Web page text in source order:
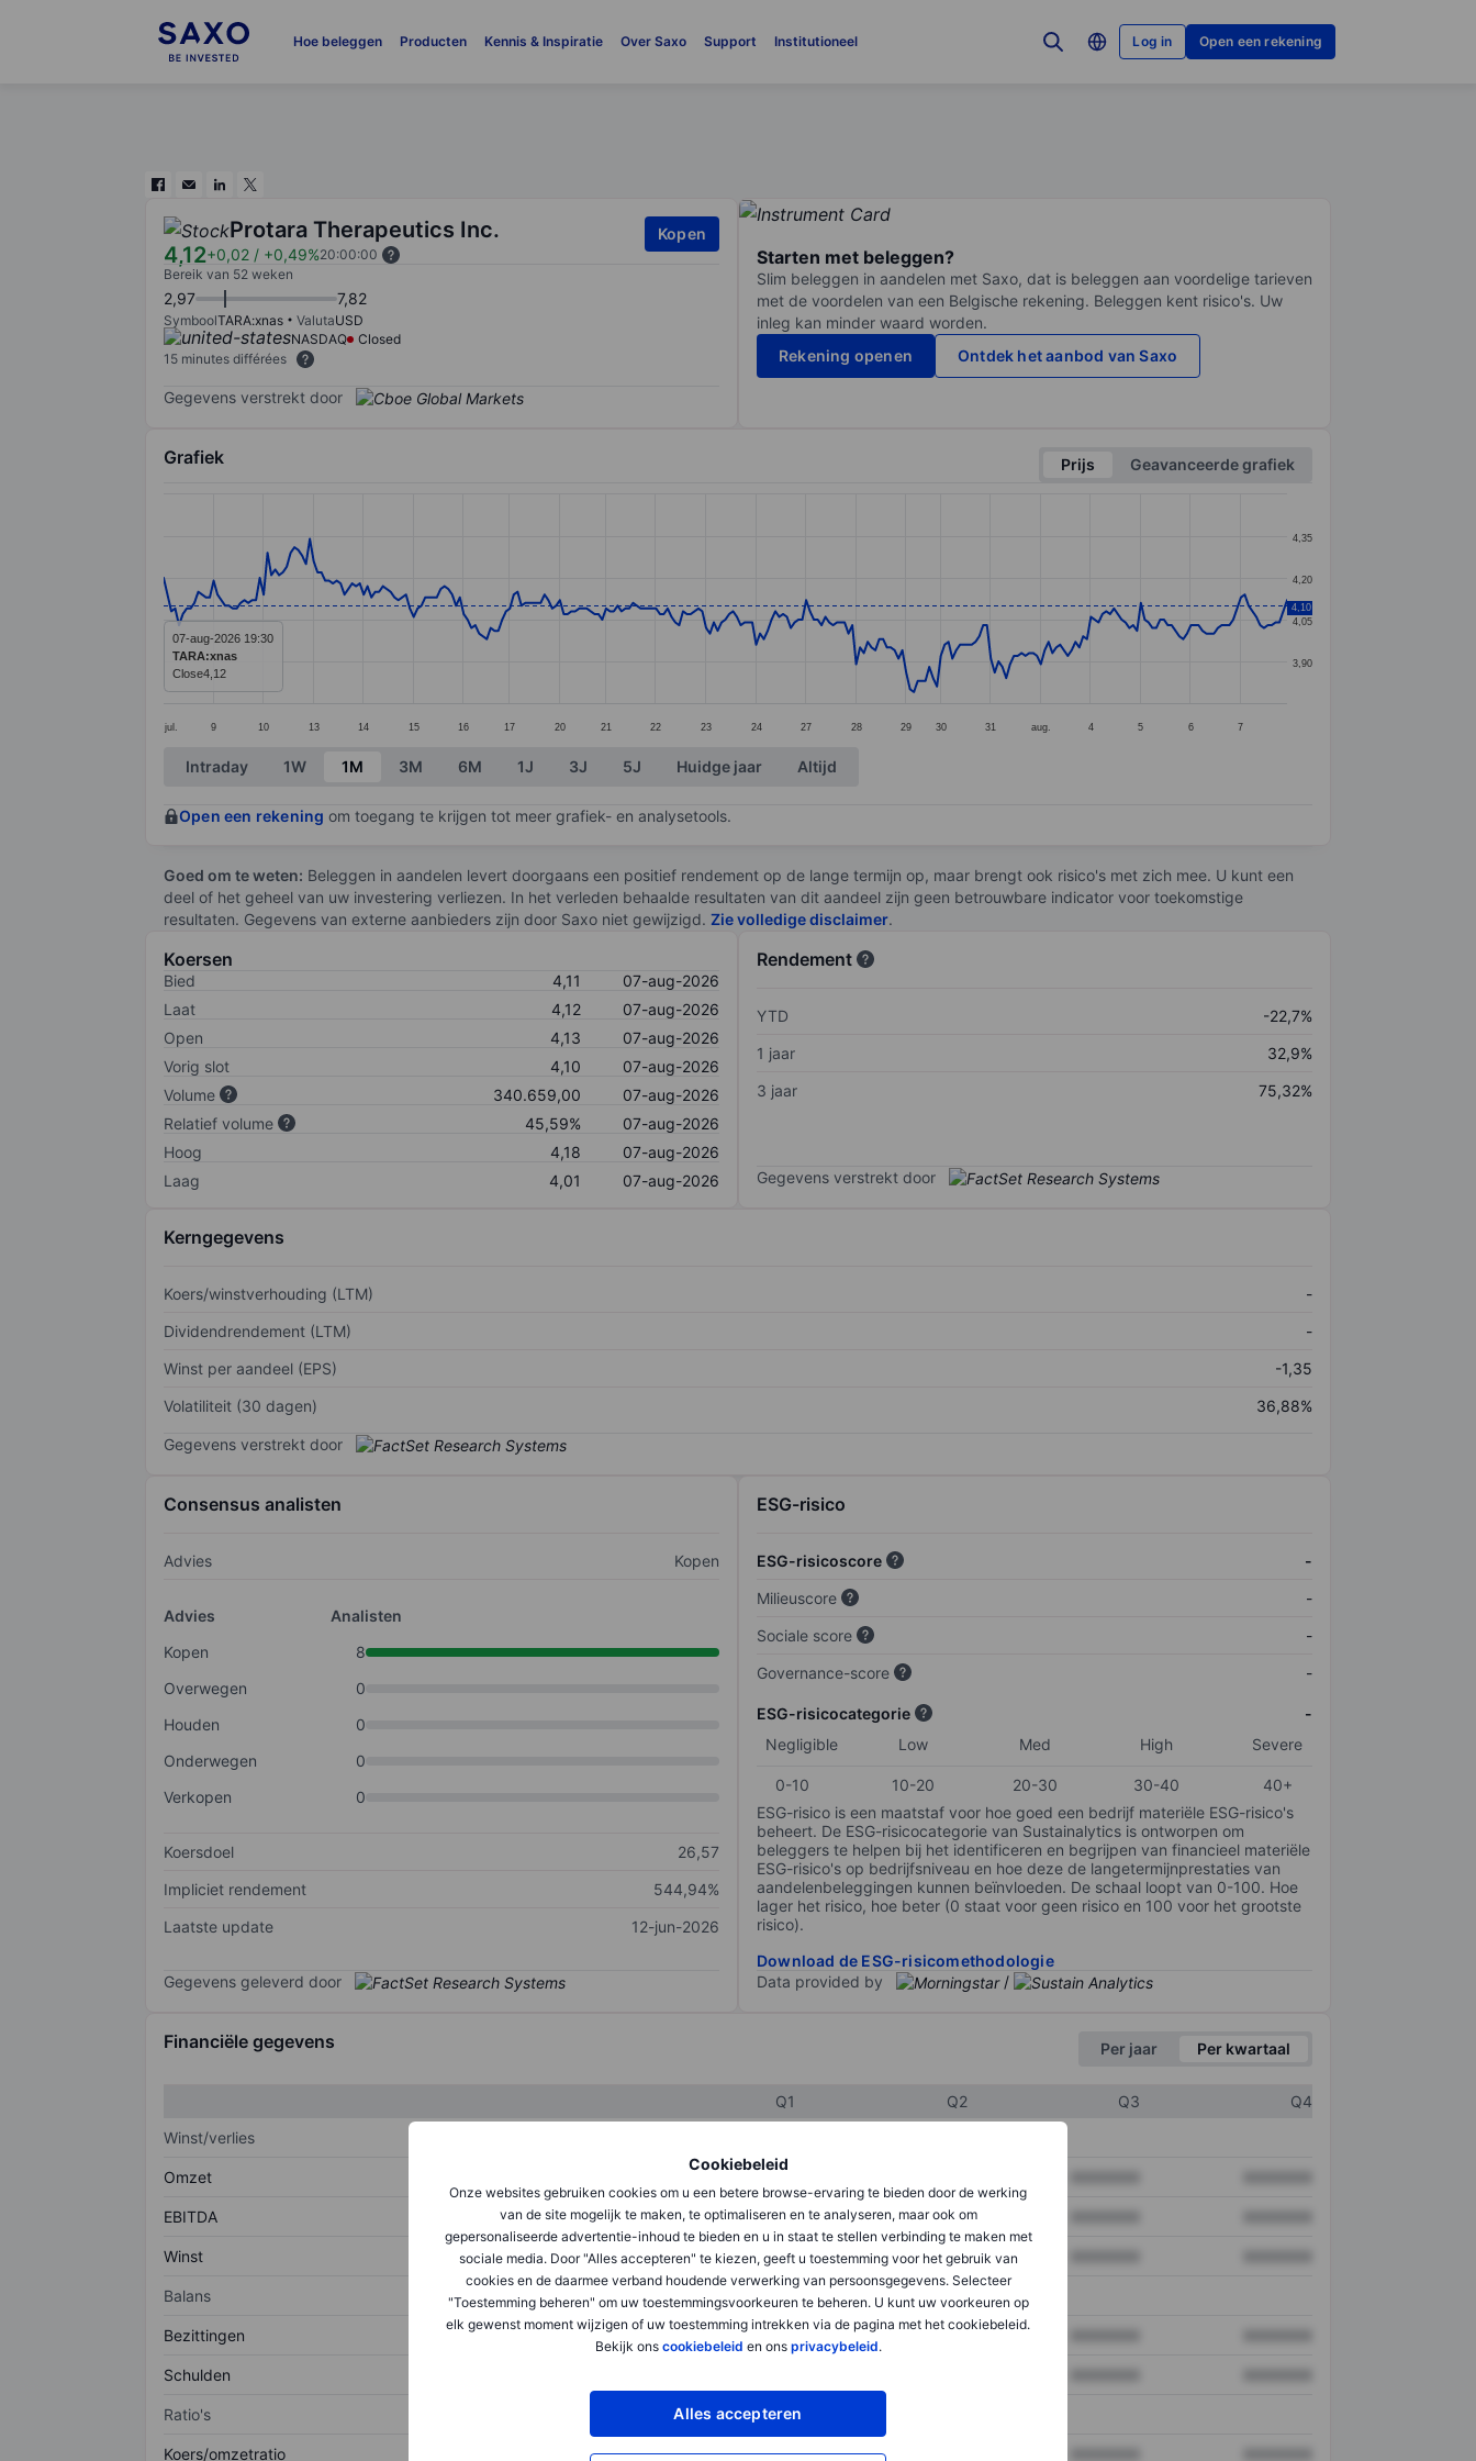
Hoe beleggen Producten Kennis & Inspiratie Over Saxo Support Institutioneel Log in Open een rekening
Cookiebeleid
Onze websites gebruiken cookies om u een betere browse-ervaring te bieden door de werking
van de site mogelijk te maken, te optimaliseren en te analyseren, maar ook om
gepersonaliseerde advertentie-inhoud te bieden en u in staat te stellen verbinding te maken met
sociale media. Door "Alles accepteren" te kiezen, geeft u toestemming voor het gebruik van
cookies en de daarmee verband houdende verwerking van persoonsgegevens. Selecteer
"Toestemming beheren" om uw toestemmingsvoorkeuren te beheren. U kunt uw voorkeuren op
elk gewenst moment wijzigen of uw toestemming intrekken via de pagina met het cookiebeleid.
Bekijk ons cookiebeleid en ons privacybeleid.
Alles accepteren
Protara Therapeutics Inc.
4,12+0,02 / +0,49%20:00:00
Kopen
Bereik van 52 weken
2,97 7,82
SymboolTARA:xnas ValutaUSD
NASDAQ
Closed
15 minutes différées
Gegevens verstrekt door
Starten met beleggen?
Slim beleggen in aandelen met Saxo, dat is beleggen aan voordelige tarieven
met de voordelen van een Belgische rekening. Beleggen kent risico's. Uw
inleg kan minder waard worden.
Rekening openen
Ontdek het aanbod van Saxo
Grafiek Prijs
Geavanceerde grafiek
Line chart with 293 data points.
The chart has 1 X axis displaying categories.
The chart has 1 Y axis displaying values. Data ranges from 3.79 to 4.34.
jul. 9 10 13 14 15 16 17 20 21 22 23 24 27 28 29 30 31 aug. 4 5 6 7
3,90
4,05
4,20
4,35
4,10
07-aug-2026 19:30
TARA:xnas
Close4,12
End of interactive chart.
Intraday 1W 1M 3M 6M 1J 3J 5J Huidge jaar Altijd
Open een rekening om toegang te krijgen tot meer grafiek- en analysetools.
Goed om te weten: Beleggen in aandelen levert doorgaans een positief rendement op de lange termijn op, maar brengt ook risico's met zich mee. U kunt een
deel of het geheel van uw investering verliezen. In het verleden behaalde resultaten van dit aandeel zijn geen betrouwbare indicator voor toekomstige
resultaten. Gegevens van externe aanbieders zijn door Saxo niet gewijzigd. Zie volledige disclaimer.
Koersen
Bied 4,11
07-aug-2026
Laat
4,12
07-aug-2026
Open
4,13
07-aug-2026
Vorig slot
4,10
07-aug-2026
Volume
340.659,00
07-aug-2026
Relatief volume
45,59%
07-aug-2026
Hoog
4,18
07-aug-2026
Laag
4,01 07-aug-2026
Rendement
YTD
-22,7%
1 jaar
32,9%
3 jaar
75,32%
Gegevens verstrekt door
Kerngegevens
Koers/winstverhouding (LTM)
-
Dividendrendement (LTM)
-
Winst per aandeel (EPS)
-1,35
Volatiliteit (30 dagen)
36,88%
Gegevens verstrekt door
Consensus analisten
Advies Kopen
Advies
Analisten
Kopen
8
Overwegen
0
Houden
0
Onderwegen
0
Verkopen
0
Koersdoel
26,57
Impliciet rendement
544,94%
Laatste update
12-jun-2026
Gegevens geleverd door
ESG-risico
ESG-risicoscore
-
Milieuscore
-
Sociale score
-
Governance-score
-
ESG-risicocategorie
-
Negligible
Low Med High Severe
0-10 10-20 20-30 30-40
40+
ESG-risico is een maatstaf voor hoe goed een bedrijf materiële ESG-risico's
beheert. De ESG-risicocategorie van Sustainalytics is ontworpen om
beleggers te helpen bij het identificeren en begrijpen van financieel materiële
ESG-risico's op bedrijfsniveau en hoe deze de langetermijnprestaties van
aandelenbeleggingen kunnen beïnvloeden. De schaal loopt van 0-100. Hoe
lager het risico, hoe beter (0 staat voor geen risico en 100 voor het grootste
risico).
Download de ESG-risicomethodologie
Data provided by
/
Financiële gegevens Per jaar Per kwartaal
Q1 Q2 Q3
Q4
Winst/verlies
Omzet XXXXXXX
EBITDA XXXXXXX XXXXXXX
Winst XXXXXXX XXXXXXX
Balans
Bezittingen XXXXXXX XXXXXXX
Schulden
Ratio's
Koers/omzetratio XXXXXXX